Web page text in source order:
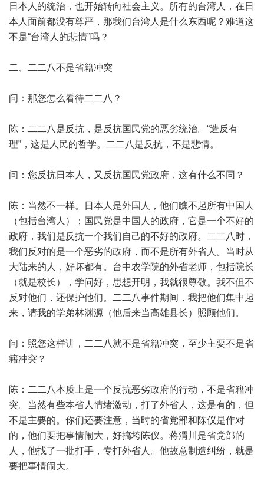
日本人的统治，也开始转向社会主义。所有的台湾人，在日
本人面前都没有尊严，那我们台湾人是什么东西呢？难道这
不是“台湾人的悲情”吗？
二、二二八不是省籍冲突
问：那您怎么看待二二八？
陈：二二八是反抗，是反抗国民党的恶劣统治。“造反有
理”，这是人民的哲学。二二八是反抗，不是悲情。
问：您反抗日本人，又反抗国民党政府，这有什么不同？
陈：当然不一样。日本人是外国人，他们瞧不起所有中国人
（包括台湾人）；国民党是中国人的政府，它是一个不好的
政府，我们是反抗一个我们自己的不好的政府。二二八时，
我们反对的是一个恶劣的政府，而不是所有外省人。当时从
大陆来的人，好坏都有。台中农学院的外省老师，包括院长
（就是校长），学问好，思想开明，我就很尊敬。我不但不
反对他们，还保护他们。二二八事件期间，我把他们集中起
来，请我的学弟林渊源（他后来当高雄县长）照顾他们。
问：照您这样讲，二二八就不是省籍冲突，至少主要不是省
籍冲突？
陈：二二八本质上是一个反抗恶劣政府的行动，不是省籍冲
突。当然有些本省人情绪激动，打了外省人，这是有的，但
不是主要的。你们还要注意，当时的省党部和陈仪是作对
的，他们要把事情闹大，好搞垮陈仪。蒋渭川是省党部的
人，他找了一批打手，专打外省人。他故意制造纠纷，就是
要把事情闹大。